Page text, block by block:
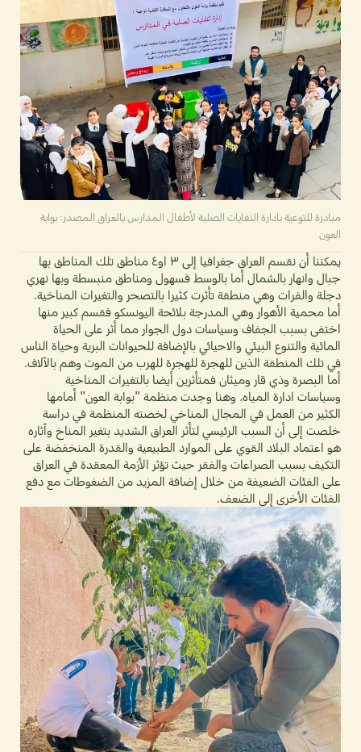
مبادرة للتوعية بادارة النفايات الصلبة لأطفال المدارس بالعراق المصدر: بوابة
العون
يمكننا أن نقسم العراق جغرافيا إلى ٣ او٤ مناطق تلك المناطق بها
جبال وانهار بالشمال أما بالوسط فسهول ومناطق منبسطة وبها نهري
دجلة والفرات وهي منطقة تأثرت كثيرا بالتصحر والتغيرات المناخية.
أما محمية الأهوار وهي المدرجة بلائحة اليونسكو فقسم كبير منها
اختفى بسبب الجفاف وسياسات دول الجوار مما أثر على الحياة
المائية والتنوع البيئي والاحيائي بالإضافة للحيوانات البرية وحياة الناس
في تلك المنطقة الذين للهجرة للهجرة للهرب من الموت وهم بالآلاف.
أما البصرة وذي قار وميثان فمتأثرين أيضا بالتغيرات المناخية
وسياسات ادارة المياه، وهنا وجدت منظمة "بوابة العون" أمامها
الكثير من العمل في المجال المناخي لخصته المنظمة في دراسة
خلصت إلى أن السبب الرئيسي لتأثر العراق الشديد بتغير المناخ وآثاره
هو اعتماد البلاد القوي على الموارد الطبيعية والقدرة المنخفضة على
التكيف بسبب الصراعات والفقر حيث تؤثر الأزمة المعقدة في العراق
على الفئات الضعيفة من خلال إضافة المزيد من الضغوطات مع دفع
الفئات الأخرى إلى الضعف.